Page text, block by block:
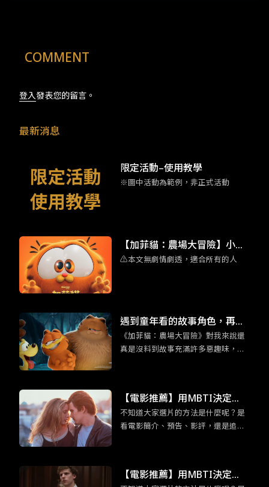
COMMENT
登入發表您的留言。
最新消息
限定活動–使用教學
※圖中活動為範例，非正式活動
【加菲貓：農場大冒險】小加
菲擄獲人心 彩蛋滿滿的家庭喜
⚠️本文無劇情劇透，適合所有的人
遇到童年看的故事角色，再世
故的大人們，也會回到孩提時
期的模樣。
《加菲貓：農場大冒險》對我來說還
真是沒料到故事充滿許多惡趣味，外
身為加菲貓鐵粉們還不看爆？
【電影推薦】用MBTI決定
吧！適合「渴望深度交流」EN
FP競選者的五部電影
不知道大家選片的方法是什麼呢？是
看電影簡介、預告、影評，還是追各
曾想過要看的片一個機會喔！在正文
【電影推薦】用MBTI決定